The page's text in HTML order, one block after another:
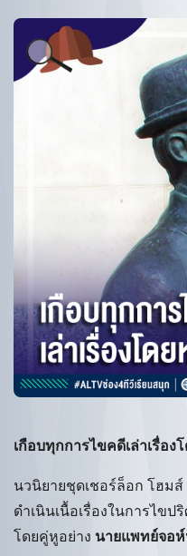
เกือบทุกการไขคดีเล่าเรื่อง
นวนิยายชุดเชอร์ล็อก โฮมส์
ดำเนินเนื้อเรื่องในการไขป
โดยคู่หูอย่าง นายแพทย์จอ